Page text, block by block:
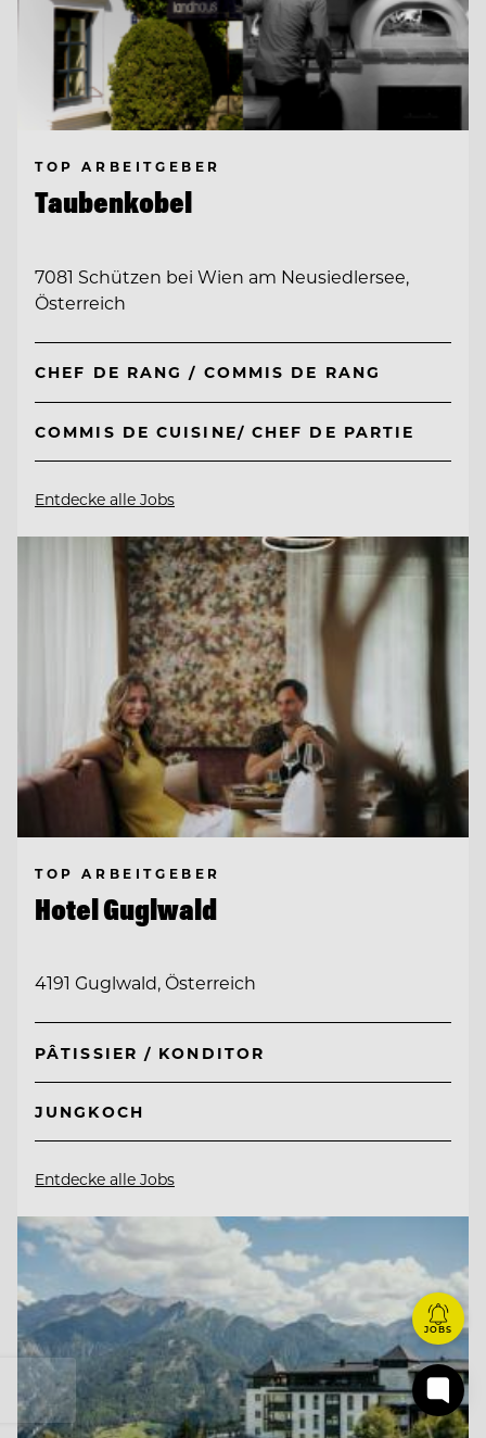
TOP ARBEITGEBER
Taubenkobel
7081 Schützen bei Wien am Neusiedlersee,
Österreich
CHEF DE RANG / COMMIS DE RANG
COMMIS DE CUISINE/ CHEF DE PARTIE
Entdecke alle Jobs
TOP ARBEITGEBER
Hotel Guglwald
4191 Guglwald, Österreich
PÂTISSIER / KONDITOR
JUNGKOCH
Entdecke alle Jobs
JOBS